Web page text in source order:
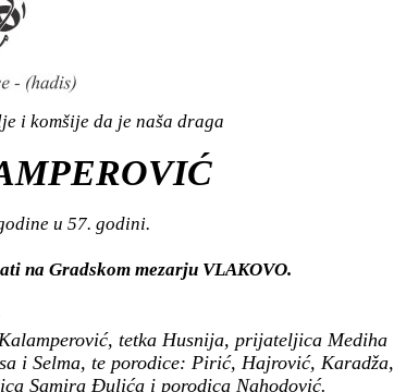
i komšije da je naša draga
u 57. godini.
na Gradskom mezarju VLAKOVO.
tetka Husnija, prijateljica Mediha
i Selma, te porodice: Pirić, Hajrović, Karadža,
Samira Đulića i porodica Nahodović.